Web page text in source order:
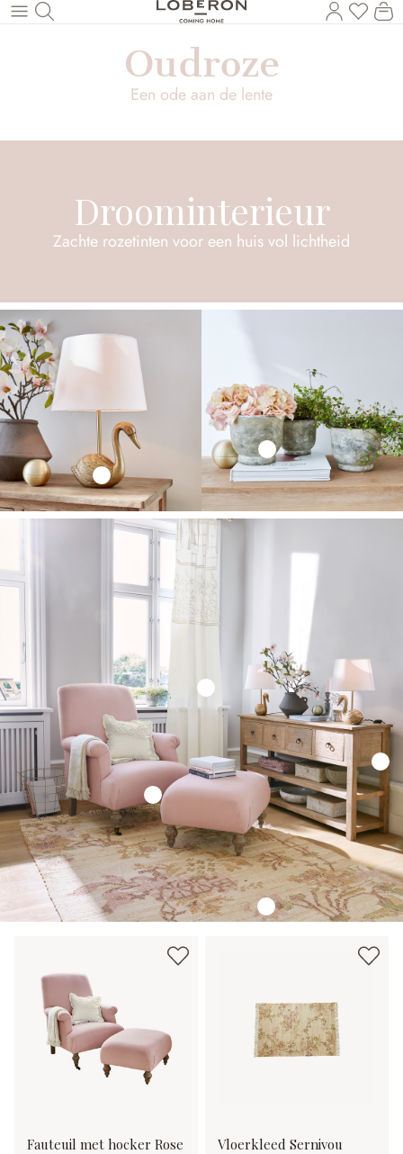
Naar de hoofdinhoud
U
Oudroze
Een ode aan de lente
Droominterieur
Zachte rozetinten voor een huis vol lichtheid
Fauteuil met hocker Rose
Vloerkleed Sernivou